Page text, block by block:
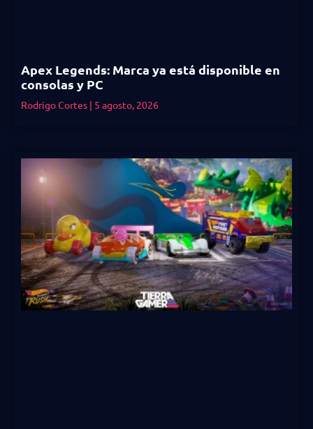
Apex Legends: Marca ya está disponible en
consolas y PC
Rodrigo Cortes 5 agosto, 2026